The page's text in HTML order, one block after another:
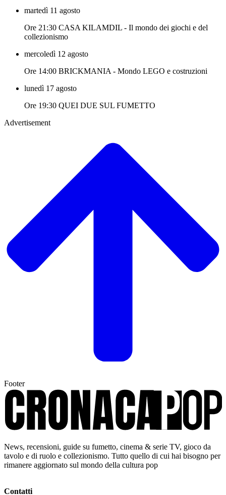
martedì 11 agosto
Ore 21:30 CASA KILAMDIL - Il mondo dei giochi e del
collezionismo
mercoledì 12 agosto
Ore 14:00 BRICKMANIA - Mondo LEGO e costruzioni
lunedì 17 agosto
Ore 19:30 QUEI DUE SUL FUMETTO
Advertisement
Footer
News, recensioni, guide su fumetto, cinema & serie TV, gioco da
tavolo e di ruolo e collezionismo. Tutto quello di cui hai bisogno per
rimanere aggiornato sul mondo della cultura pop
Contatti